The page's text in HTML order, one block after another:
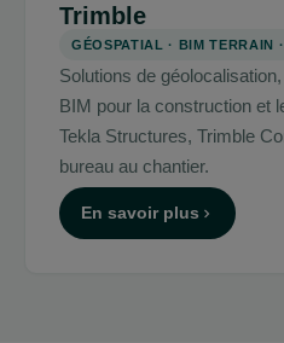
Trimble
GÉOSPATIAL · BIM TERRAIN
Solutions de
BIM pour la construction et
Tekla Structures, Trimble
bureau au chantier.
En savoir plus